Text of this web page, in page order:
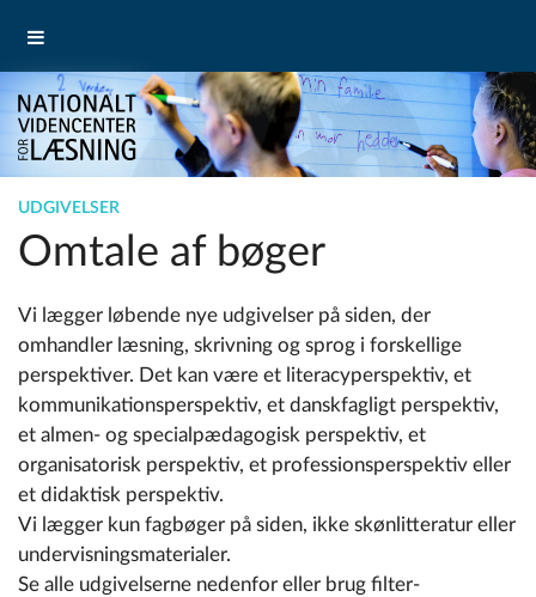
UDGIVELSER
Omtale af bøger
Vi lægger løbende nye udgivelser på siden, der
omhandler læsning, skrivning og sprog i forskellige
perspektiver. Det kan være et literacyperspektiv, et
kommunikationsperspektiv, et danskfagligt perspektiv,
et almen- og specialpædagogisk perspektiv, et
organisatorisk perspektiv, et professionsperspektiv eller
et didaktisk perspektiv.
Vi lægger kun fagbøger på siden, ikke skønlitteratur eller
undervisningsmaterialer.
Se alle udgivelserne nedenfor eller brug filter-